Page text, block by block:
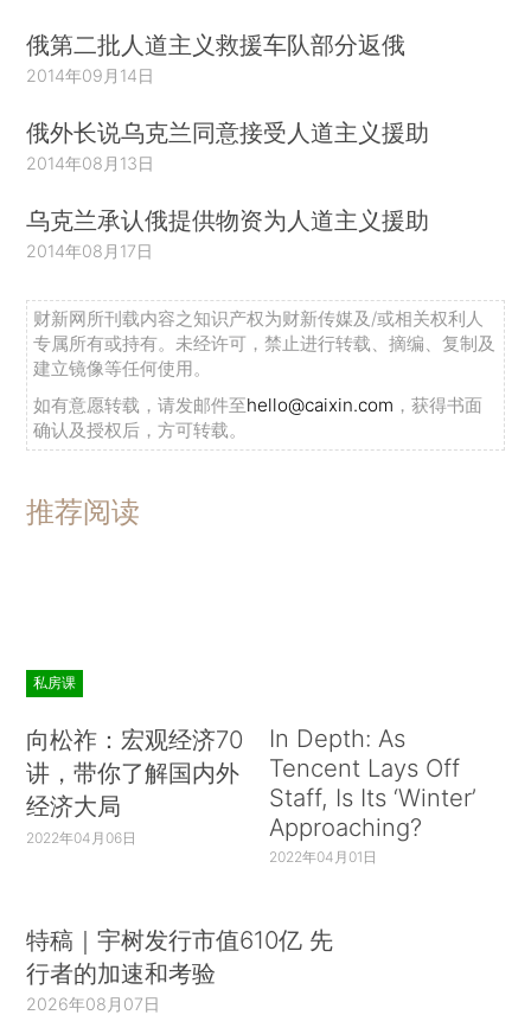
俄第二批人道主义救援车队部分返俄
2014年09月14日
俄外长说乌克兰同意接受人道主义援助
2014年08月13日
乌克兰承认俄提供物资为人道主义援助
2014年08月17日
财新网所刊载内容之知识产权为财新传媒及/或相关权利人
专属所有或持有。未经许可，禁止进行转载、摘编、复制及
建立镜像等任何使用。
如有意愿转载，请发邮件至hello@caixin.com ，获得书面
确认及授权后，方可转载。
推荐阅读
私房课
向松祚：宏观经济70
讲，带你了解国内外
经济大局
2022年04月06日
In Depth: As
Tencent Lays Off
Staff, Is Its ‘Winter’
Approaching?
2022年04月01日
特稿｜宇树发行市值610亿 先
行者的加速和考验
2026年08月07日